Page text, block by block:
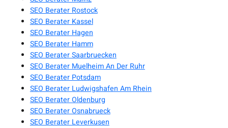
SEO Berater Rostock
SEO Berater Kassel
SEO Berater Hagen
SEO Berater Hamm
SEO Berater Saarbruecken
SEO Berater Muelheim An Der Ruhr
SEO Berater Potsdam
SEO Berater Ludwigshafen Am Rhein
SEO Berater Oldenburg
SEO Berater Osnabrueck
SEO Berater Leverkusen